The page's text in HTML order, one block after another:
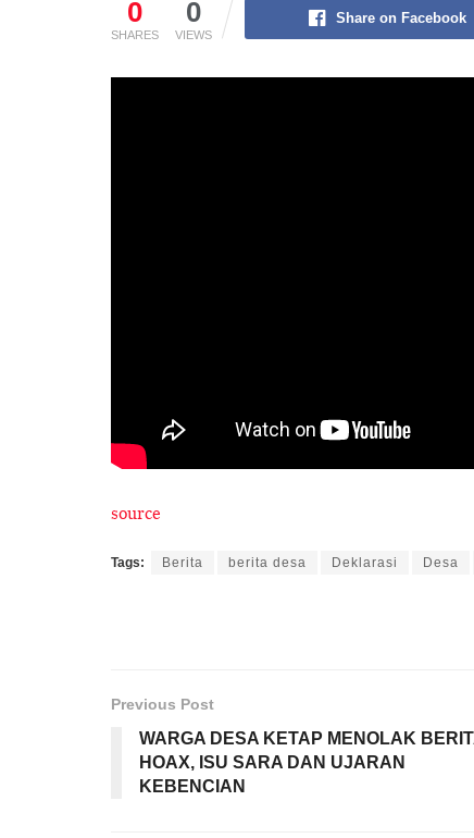
0
SHARES
0
VIEWS
Share on Facebook
source
Tags: Berita berita desa Deklarasi Desa
Previous Post
WARGA DESA KETAP MENOLAK
HOAX, ISU SARA DAN UJARAN
KEBENCIAN